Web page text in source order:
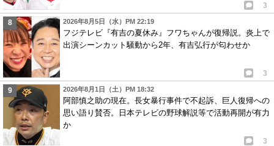
3
2026年8月5日（水）PM 22:19
フジテレビ『有吉の夏休み』フワちゃんが復帰説。炎上で
出演シーンカット騒動から2年、有吉弘行が匂わせか
3
2026年8月1日（土）PM 18:32
阿部慎之助の現在。長女暴行事件で不起訴、巨人復帰への
思い語り賛否。日本テレビの野球解説等で活動再開が有力
か
3